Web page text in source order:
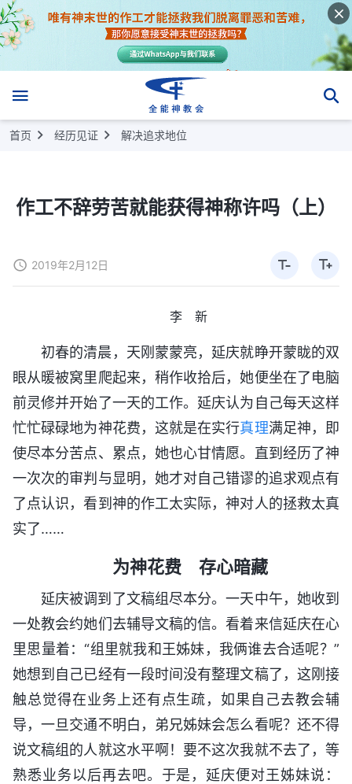
首页 经历见证 解决追求地位
作工不辞劳苦就能获得神称许吗（上）
2019年2月12日
李 新
初春的清晨，天刚蒙蒙亮，延庆就睁开蒙眬的双
眼从暖被窝里爬起来，稍作收拾后，她便坐在了电脑
前灵修并开始了一天的工作。延庆认为自己每天这样
忙忙碌碌地为神花费，这就是在实行真理满足神，即
使尽本分苦点、累点，她也心甘情愿。直到经历了神
一次次的审判与显明，她才对自己错谬的追求观点有
了点认识，看到神的作工太实际，神对人的拯救太真
实了……
为神花费 存心暗藏
延庆被调到了文稿组尽本分。一天中午，她收到
一处教会约她们去辅导文稿的信。看着来信延庆在心
里思量着：“组里就我和王姊妹，我俩谁去合适呢？”
她想到自己已经有一段时间没有整理文稿了，这刚接
触总觉得在业务上还有点生疏，如果自己去教会辅
导，一旦交通不明白，弟兄姊妹会怎么看呢？还不得
说文稿组的人就这水平啊！要不这次我就不去了，等
熟悉业务以后再去吧。于是，延庆便对王姊妹说：